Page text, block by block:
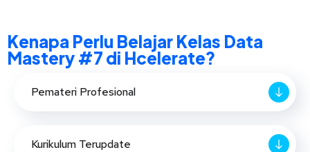
Kenapa Perlu Belajar Kelas Data
Mastery #7 di Hcelerate?
Pemateri Profesional
Kurikulum Terupdate